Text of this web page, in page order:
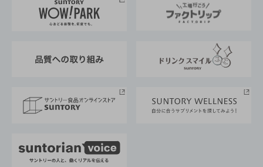
地域情報
サントリーサンバーズ大阪
サントリーが考えるサステナビリティ経営
企業概要
採用情報